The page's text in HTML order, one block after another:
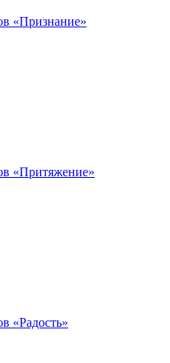
«Признание»
«Притяжение»
«Радость»